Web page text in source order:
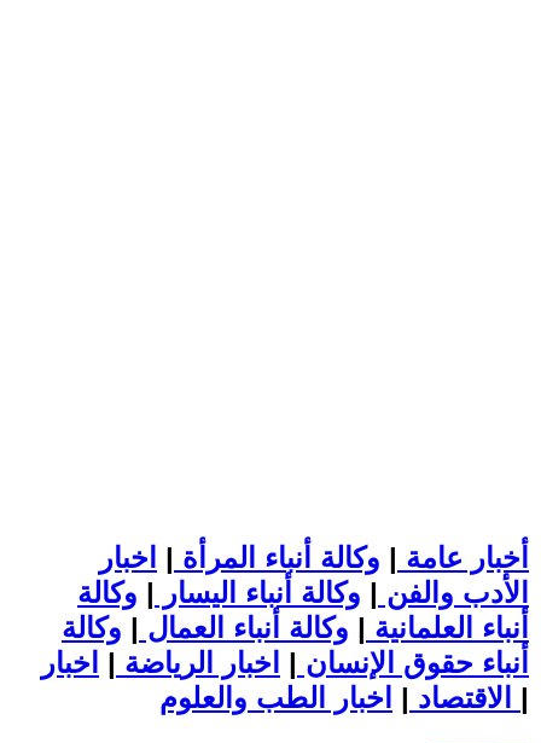
أخبار عامة | وكالة أنباء المرأة | اخبار
الأدب والفن | وكالة أنباء اليسار | وكالة
أنباء العلمانية | وكالة أنباء العمال | وكالة
أنباء حقوق الإنسان | اخبار الرياضة | اخبار
الاقتصاد | |